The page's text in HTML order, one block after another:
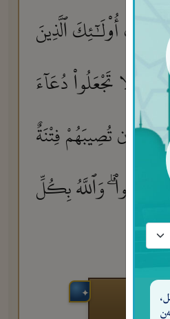
أُو۟لَـٰٓئِكَ ٱلَّذِينَ
لَّا تَجْعَلُوا۟ دُعَآءَ
أَن تُصِيبَهُمْ فِتْنَةٌ
عَمِلُوا۟ ۗ وَٱللَّهُ بِكُلِّ